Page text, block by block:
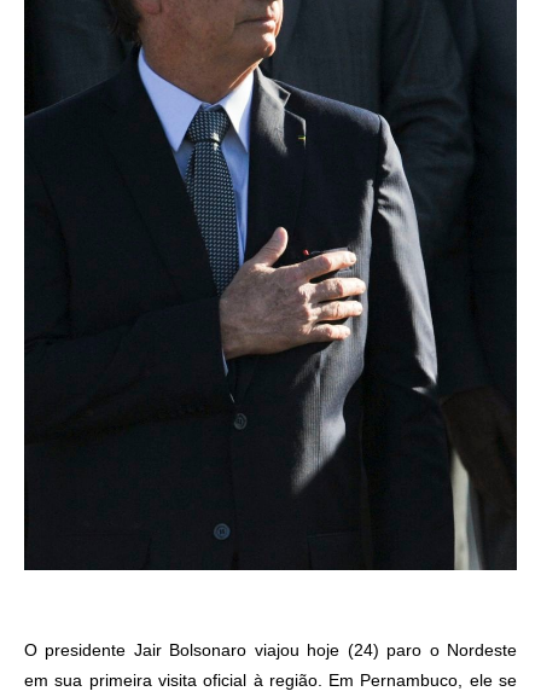
O presidente Jair Bolsonaro viajou hoje (24) paro o Nordeste
em sua primeira visita oficial à região. Em Pernambuco, ele se